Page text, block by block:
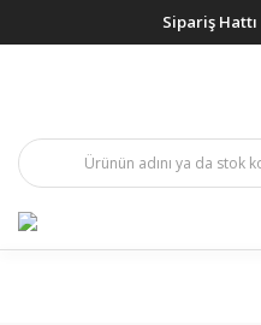
Sipariş Hattı